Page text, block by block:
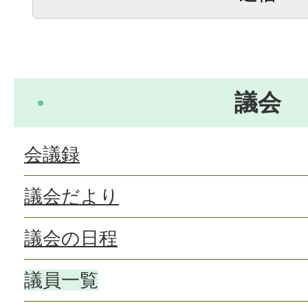
議会
会議録
議会だより
議会の日程
議員一覧